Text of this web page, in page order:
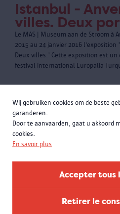
Wij gebruiken cookies om de beste
garanderen.
Door te aanvaarden, gaat u akkoord
cookies.
En savoir plus
Accepter tous
Retirer le
Istanbul -
villes. Deux
Le MAS | Museum aan de Stroom à
2015 au 24 janvier 2016
Deux villes.' Cette exposition est un
festival international Europalia